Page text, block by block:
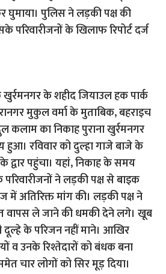
घुमाया। पुलिस ने लड़की पक्ष की
परिवारीजनों के खिलाफ रिपोर्ट दर्ज
खुर्रमनगर के शहीद जियाउल हक पार्क
मुकुल वर्मा के मुताबिक, बहराइच
कलाम का निकाह पुराना खुर्रमनगर
रविवार को दुल्हा गाजे बाजे के
पहुंचा। यहां, निकाह के समय
ने लड़की पक्ष से बाइक
अतिरिक्त मांग की। लड़की पक्ष ने
वापस ले जाने की धमकी देने लगे। खूब
दूल्हे के परिजन नहीं माने। आखिर
व उनके रिश्तेदारों को बंधक बना
चार लोगों को सिर मूड़ दिया।